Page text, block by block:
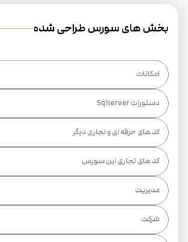
بخش های سورس طراحی شده
امکانات
دستورات Sqlserver
کد های حرفه ای و تجاری دیگر
کد های تجاری این سورس
مدیریت
شرکت